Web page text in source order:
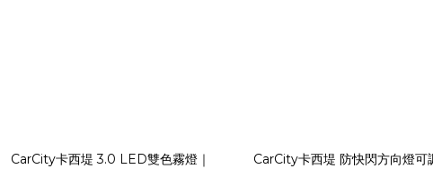
CarCity卡西堤 3.0 LED雙色霧燈｜
CarCity卡西堤 防快閃方向燈可